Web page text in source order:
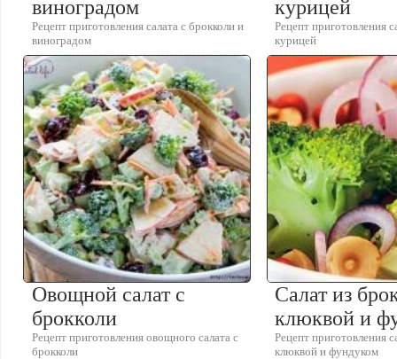
виноградом
Рецепт приготовления салата с брокколи и
виноградом
курицей
Рецепт приготовления
курицей
Овощной салат с
брокколи
Рецепт приготовления овощного салата с
брокколи
Салат из
клюквой и
Рецепт приготовления
клюквой и фундуком